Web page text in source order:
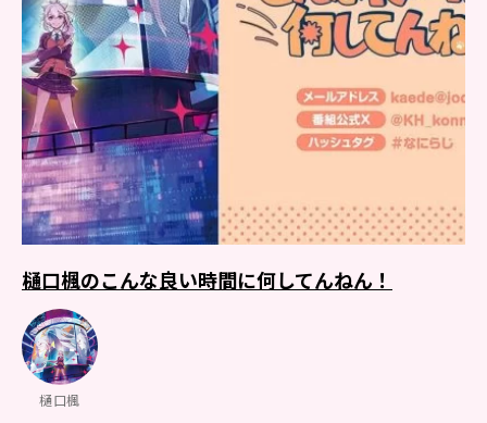
樋口楓のこんな良い時間に何してんねん！
樋口楓